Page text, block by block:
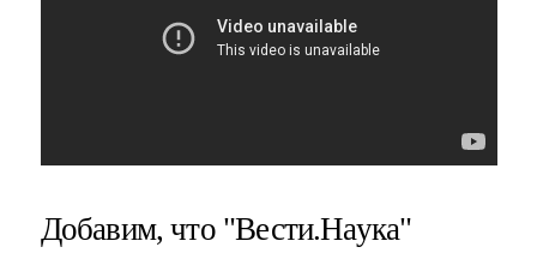
Добавим, что "Вести.Наука"